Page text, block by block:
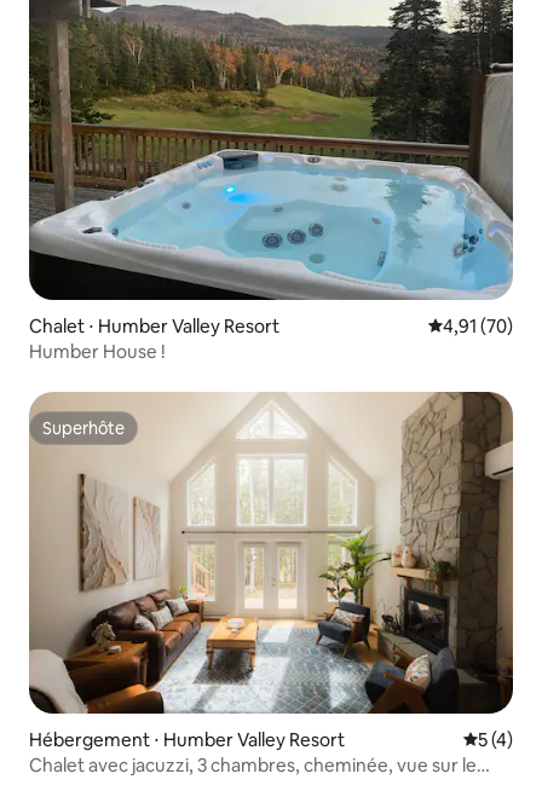
Chalet ⋅ Humber Valley Resort Évaluation
4,91 (70)
Humber House !
Superhôte
Superhôte
Hébergement ⋅ Humber Valley Resort
5 (4)
Chalet avec jacuzzi, 3 chambres, cheminée, vue sur le